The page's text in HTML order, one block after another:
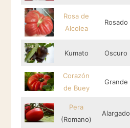
Rosa de
Alcolea
Rosado
Kumato Oscuro
Corazón
de Buey
Grande
Pera
(Romano)
Alargado